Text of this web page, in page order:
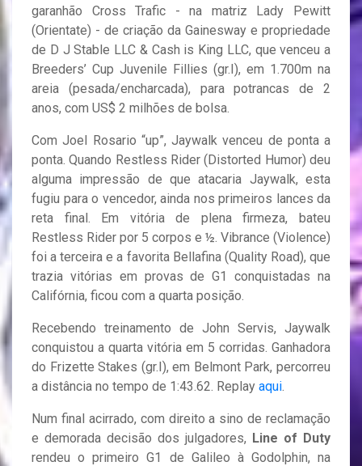
garanhão Cross Trafic - na matriz Lady Pewitt
(Orientate) - de criação da Gainesway e propriedade
de D J Stable LLC & Cash is King LLC, que venceu a
Breeders’ Cup Juvenile Fillies (gr.I), em 1.700m na
areia (pesada/encharcada), para potrancas de 2
anos, com US$ 2 milhões de bolsa.
Com Joel Rosario “up”, Jaywalk venceu de ponta a
ponta. Quando Restless Rider (Distorted Humor) deu
alguma impressão de que atacaria Jaywalk, esta
fugiu para o vencedor, ainda nos primeiros lances da
reta final. Em vitória de plena firmeza, bateu
Restless Rider por 5 corpos e ½. Vibrance (Violence)
foi a terceira e a favorita Bellafina (Quality Road), que
trazia vitórias em provas de G1 conquistadas na
Califórnia, ficou com a quarta posição.
Recebendo treinamento de John Servis, Jaywalk
conquistou a quarta vitória em 5 corridas. Ganhadora
do Frizette Stakes (gr.I), em Belmont Park, percorreu
a distância no tempo de 1:43.62. Replay aqui
Num final acirrado, com direito a sino de reclamação
e demorada decisão dos julgadores, Line of Duty
rendeu o primeiro G1 de Galileo à Godolphin, na